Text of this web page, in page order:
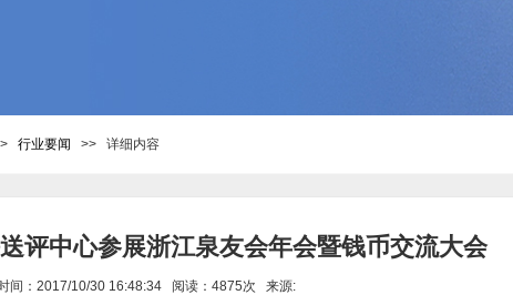
行业要闻 >> 详细内容
评中心参展浙江泉友会年会暨钱币交流大会
间：2017/10/30 16:48:34 阅读：4875次 来源: